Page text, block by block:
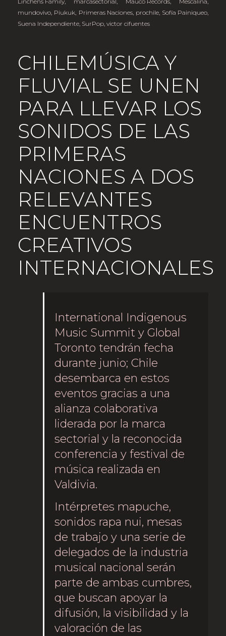
mundovivo Piukuk Primeras Naciones, prochile, Sofía Painiqueo
Suena Independiente SurPop victor cifuentes
CHILEMÚSICA Y
FLUVIAL SE UNEN
PARA LLEVAR LOS
SONIDOS DE LAS
PRIMERAS
NACIONES A DOS
RELEVANTES
ENCUENTROS
CREATIVOS
INTERNACIONALES
International Indigenous
Music Summit y Global
Toronto tendrán fecha
durante junio; Chile
desembarca en estos
eventos gracias a una
alianza colaborativa
liderada por la marca
sectorial y la reconocida
conferencia y festival de
música realizada en
Valdivia.
Intérpretes mapuche,
sonidos rapa nui, mesas
de trabajo y una serie de
delegados de la industria
musical nacional serán
parte de ambas cumbres,
que buscan apoyar la
difusión, la visibilidad y la
valoración de las